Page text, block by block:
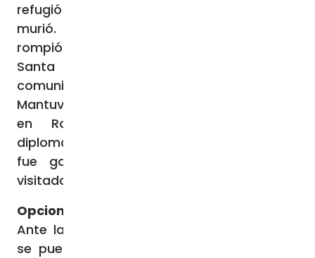
refugió en la embajada argentina, donde
murió. Sin embargo, Fidel Castro nunca
rompió las relaciones diplomáticas con la
Santa Sede, como hicieron los partidos
comunistas de Europa del Este y China.
Mantuvo un embajador ante la Santa Sede
en Roma. Gracias a la presencia
diplomática del Vaticano en Cuba, la Iglesia
fue ganando espacio. Tres Papas han
visitado la isla para animar a los fieles.
Opciones en Nicaragua
Ante la represión en Nicaragua, ¿qué final
se puede imaginar? Muchos esperan más